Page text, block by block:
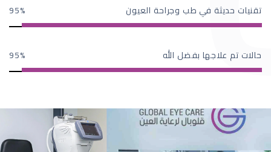
تقنيات حديثة في طب وجراحة العيون 95
حالات تم علاجها بفضل الله 95